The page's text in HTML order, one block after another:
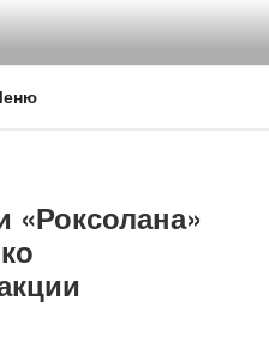
«Роксолана»